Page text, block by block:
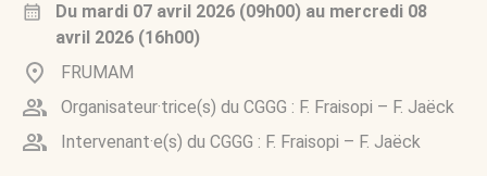
Du mardi 07 avril 2026 (09h00)au mercredi 08
avril 2026 (16h00)
FRUMAM
Organisateur·trice(s) du CGGG : F. Fraisopi – F. Jaëck
Intervenant·e(s) du CGGG : F. Fraisopi – F. Jaëck